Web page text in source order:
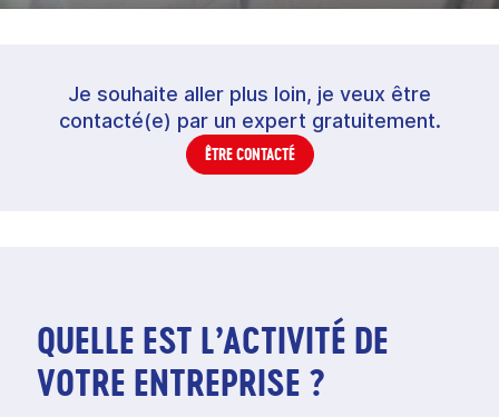
Je souhaite aller plus loin, je veux être
contacté(e) par un expert gratuitement.
ÊTRE CONTACTÉ
QUELLE EST L’ACTIVITÉ DE
VOTRE ENTREPRISE ?